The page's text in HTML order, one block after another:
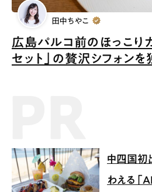
広島パルコ前のほっこり
セット」の贅沢シフォン
田中ちやこ
中四国初
わえる「